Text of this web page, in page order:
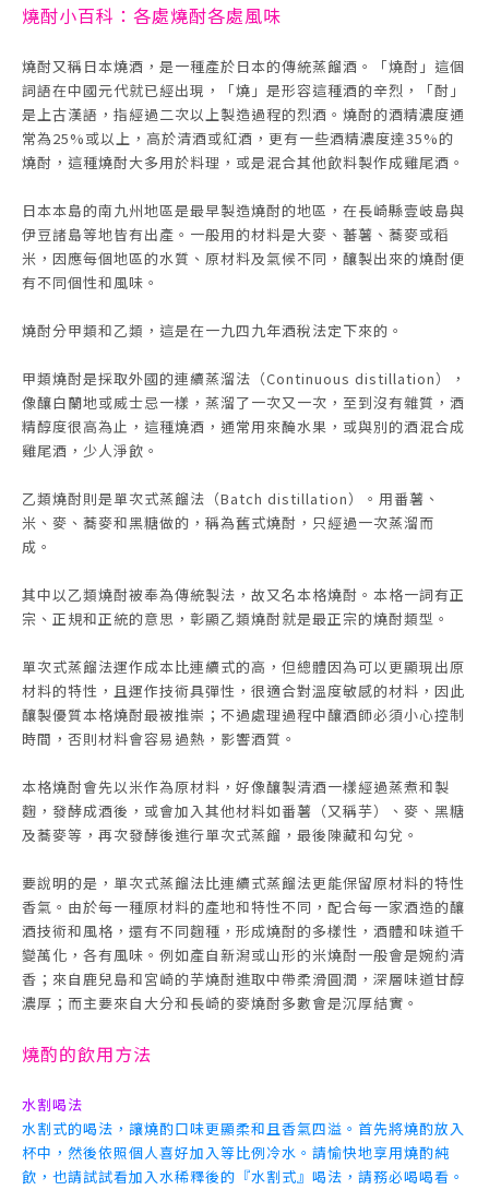
燒酎小百科：各處燒酎各處風味
燒酎又稱日本燒酒，是一種產於日本的傳統蒸餾酒。「燒酎」這個
詞語在中國元代就已經出現，「燒」是形容這種酒的辛烈，「酎」
是上古漢語，指經過二次以上製造過程的烈酒。燒酎的酒精濃度通
常為25%或以上，高於清酒或紅酒，更有一些酒精濃度達35%的
燒酎，這種燒酎大多用於料理，或是混合其他飲料製作成雞尾酒。
日本本島的南九州地區是最早製造燒酎的地區，在長崎縣壹岐島與
伊豆諸島等地皆有出產。一般用的材料是大麥、蕃薯、蕎麥或稻
米，因應每個地區的水質、原材料及氣候不同，釀製出來的燒酎便
有不同個性和風味。
燒酎分甲類和乙類，這是在一九四九年酒稅法定下來的。
甲類燒酎是採取外國的連續蒸溜法（Continuous distillation），
像釀白蘭地或威士忌一樣，蒸溜了一次又一次，至到沒有雜質，酒
精醇度很高為止，這種燒酒，通常用來醃水果，或與別的酒混合成
雞尾酒，少人淨飲。
乙類燒酎則是單次式蒸餾法（Batch distillation）。用番薯、
米、麥、蕎麥和黑糖做的，稱為舊式燒酎，只經過一次蒸溜而
成。
其中以乙類燒酎被奉為傳統製法，故又名本格燒酎。本格一詞有正
宗、正規和正統的意思，彰顯乙類燒酎就是最正宗的燒酎類型。
單次式蒸餾法運作成本比連續式的高，但總體因為可以更顯現出原
材料的特性，且運作技術具彈性，很適合對溫度敏感的材料，因此
釀製優質本格燒酎最被推崇；不過處理過程中釀酒師必須小心控制
時間，否則材料會容易過熱，影響酒質。
本格燒酎會先以米作為原材料，好像釀製清酒一樣經過蒸煮和製
麴，發酵成酒後，或會加入其他材料如番薯（又稱芋）、麥、黑糖
及蕎麥等，再次發酵後進行單次式蒸餾，最後陳藏和勾兌。
要說明的是，單次式蒸餾法比連續式蒸餾法更能保留原材料的特性
香氣。由於每一種原材料的產地和特性不同，配合每一家酒造的釀
酒技術和風格，還有不同麴種，形成燒酎的多樣性，酒體和味道千
變萬化，各有風味。例如產自新潟或山形的米燒酎一般會是婉約清
香；來自鹿兒島和宮崎的芋燒酎進取中帶柔滑圓潤，深層味道甘醇
濃厚；而主要來自大分和長崎的麥燒酎多數會是沉厚結實。
燒酌的飲用方法
水割喝法
水割式的喝法，讓燒酌口味更顯柔和且香氣四溢。首先將燒酌放入
杯中，然後依照個人喜好加入等比例冷水。請愉快地享用燒酌純
飲，也請試試看加入水稀釋後的『水割式』喝法，請務必喝喝看。